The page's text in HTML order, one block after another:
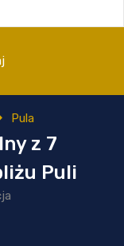
Pula
z 7
Puli